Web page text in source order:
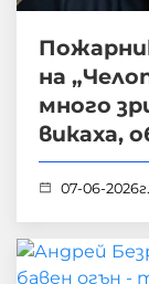
на
много
викаха,
07-06-2026г.